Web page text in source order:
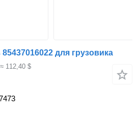
для грузовика
≈ 112,40 $